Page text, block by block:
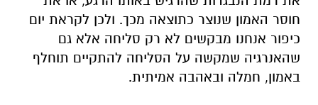
חוסר האמון שנוצר כתוצאה מכך. ולכן לקראת יום
כיפור אנחנו מבקשים לא רק סליחה אלא גם
שהאנרגיה שמקשה על הסליחה להתקיים תוחלף
באמון, חמלה ובאהבה אמיתית.